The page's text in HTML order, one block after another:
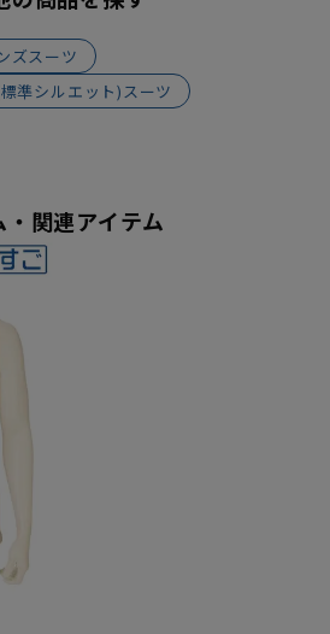
ズスーツ
準シルエット)スーツ
関連アイテム